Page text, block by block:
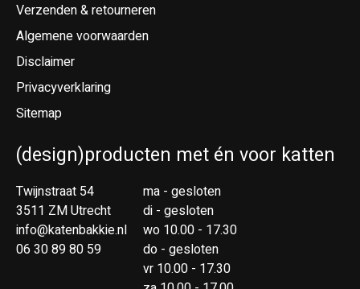
Verzenden & retourneren
Algemene voorwaarden
Disclaimer
Privacyverklaring
Sitemap
(design)producten met én voor katten
Twijnstraat 54
3511 ZM Utrecht
info@katenbakkie.nl
06 30 89 80 59
ma - gesloten
di - gesloten
wo 10.00 - 17.30
do - gesloten
vr 10.00 - 17.30